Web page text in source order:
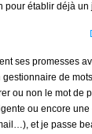
pour établir déjà un
ses promesses
de
ou non le mot
ou encore
et je passe